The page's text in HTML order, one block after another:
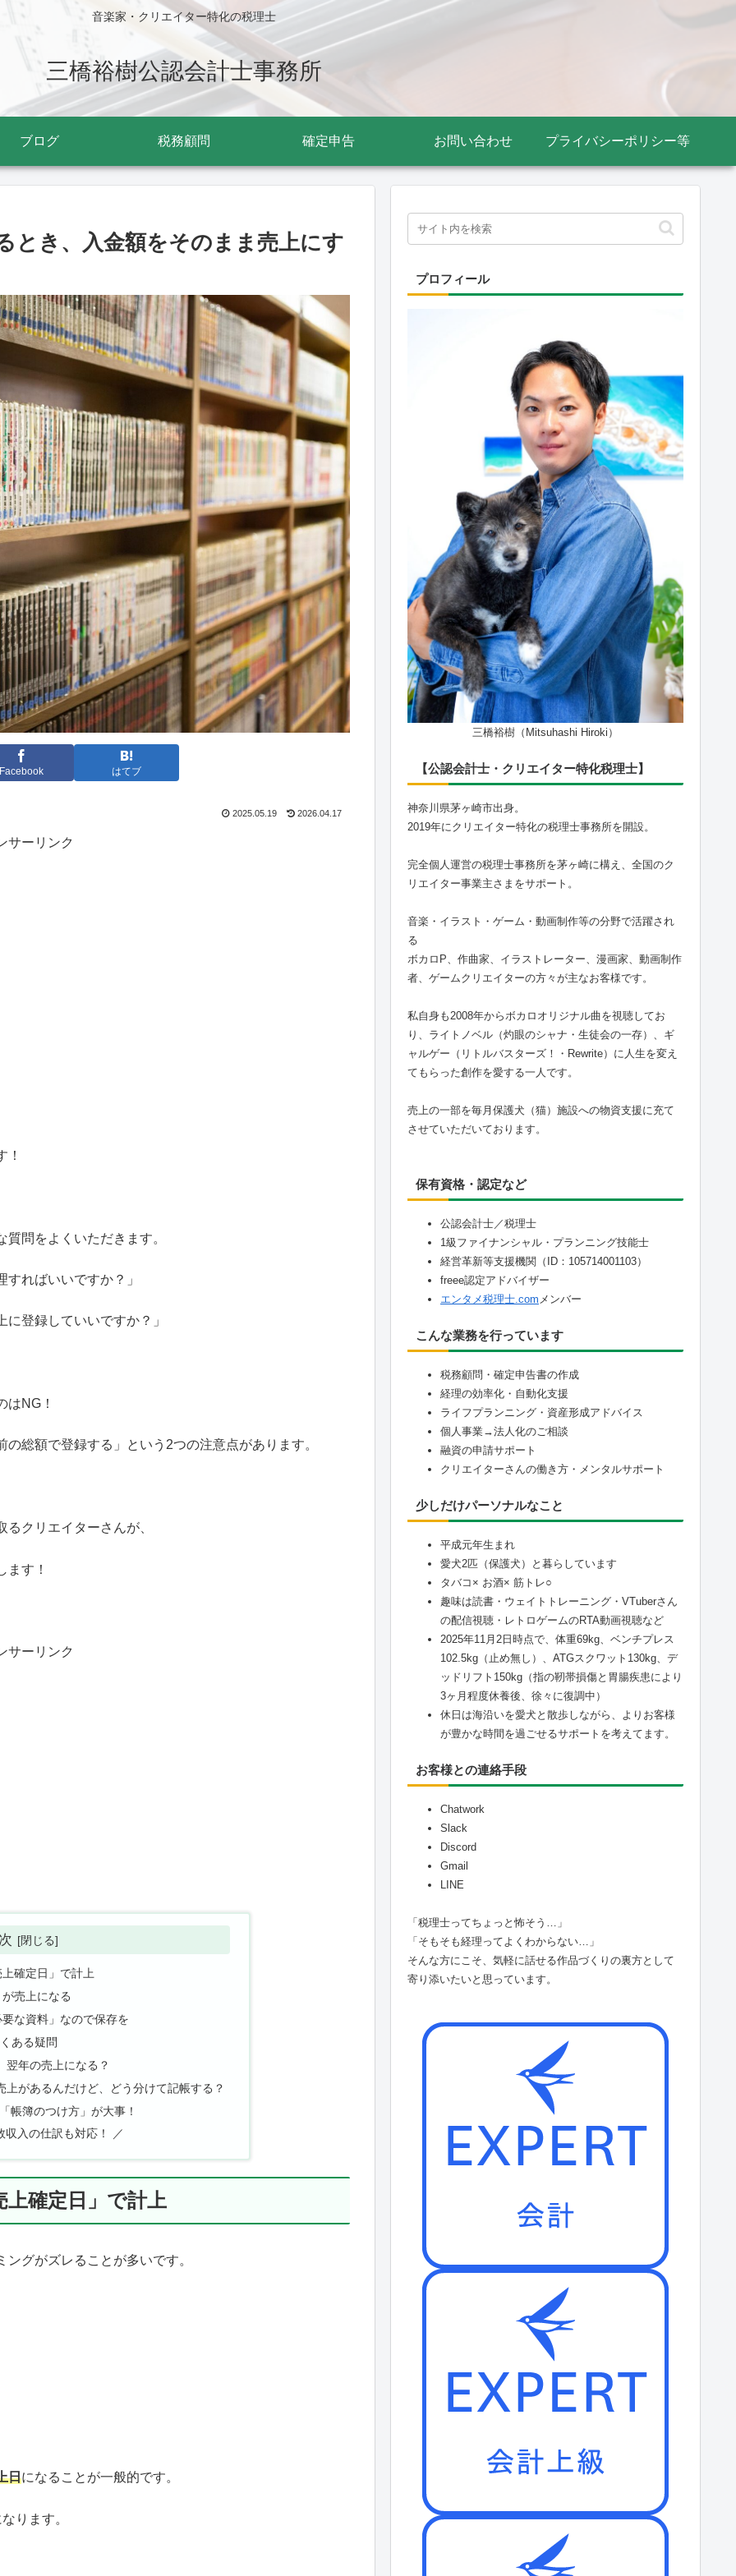
音楽家・クリエイター特化の税理士
三橋裕樹公認会計士事務所
ブログ 税務顧問 確定申告 お問い合わせ プライバシーポリシー等
とき、入金額をそのまま売上にす
Facebook はてブ
2025.05.19 2026.04.17
サーリンク
！
問をよくいただきます。
ればいいですか？」
登録していいですか？」
はNG！
総額で登録する」という2つの注意点があります。
クリエイターさんが、
ます！
サーリンク
確定日」で計上
売上になる
な資料」なので保存を
ある疑問
翌年の売上になる？
があるんだけど、どう分けて記帳する？
帳簿のつけ方」が大事！
入の仕訳も対応！ ／
確定日」で計上
グがズレることが多いです。
日になることが一般的です。
ります。
プロフィール
三橋裕樹（Mitsuhashi Hiroki）
【公認会計士・クリエイター特化税理士】
神奈川県茅ヶ崎市出身。
2019年にクリエイター特化の税理士事務所を開設。
完全個人運営の税理士事務所を茅ヶ崎に構え、全国のク
リエイター事業主さまをサポート。
音楽・イラスト・ゲーム・動画制作等の分野で活躍され
る
ボカロP、作曲家、イラストレーター、漫画家、動画制作
者、ゲームクリエイターの方々が主なお客様です。
私自身も2008年からボカロオリジナル曲を視聴してお
り、ライトノベル（灼眼のシャナ・生徒会の一存）、ギ
ャルゲー（リトルバスターズ！・Rewrite）に人生を変え
てもらった創作を愛する一人です。
売上の一部を毎月保護犬（猫）施設への物資支援に充て
させていただいております。
保有資格・認定など
公認会計士／税理士
1級ファイナンシャル・プランニング技能士
経営革新等支援機関（ID：105714001103）
freee認定アドバイザー
エンタメ税理士.com メンバー
こんな業務を行っています
税務顧問・確定申告書の作成
経理の効率化・自動化支援
ライフプランニング・資産形成アドバイス
個人事業→法人化のご相談
融資の申請サポート
クリエイターさんの働き方・メンタルサポート
少しだけパーソナルなこと
平成元年生まれ
愛犬2匹（保護犬）と暮らしています
タバコ× お酒× 筋トレ○
趣味は読書・ウェイトトレーニング・VTuberさん
の配信視聴・レトロゲームのRTA動画視聴など
2025年11月2日時点で、体重69kg、ベンチプレス
102.5kg（止め無し）、ATGスクワット130kg、デ
ッドリフト150kg（指の靭帯損傷と胃腸疾患により
3ヶ月程度休養後、徐々に復調中）
休日は海沿いを愛犬と散歩しながら、よりお客様
が豊かな時間を過ごせるサポートを考えてます。
お客様との連絡手段
Chatwork
Slack
Discord
Gmail
LINE
「税理士ってちょっと怖そう…」
「そもそも経理ってよくわからない…」
そんな方にこそ、気軽に話せる作品づくりの裏方として
寄り添いたいと思っています。